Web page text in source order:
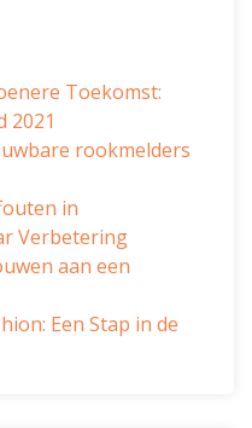
Toekomst:
2021
rookmelders
in
Verbetering
aan een
Een Stap in de